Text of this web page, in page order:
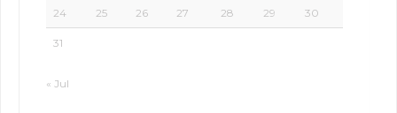
24 25 26 27 28 29 30
31
« Jul